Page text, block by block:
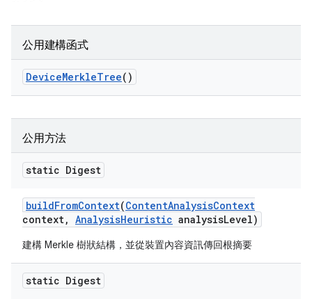
公用建構函式
DeviceMerkleTree()
公用方法
static Digest
buildFromContext(ContentAnalysisContext
context, AnalysisHeuristic analysisLevel)
建構 Merkle 樹狀結構，並從裝置內容資訊傳回根摘要
static Digest